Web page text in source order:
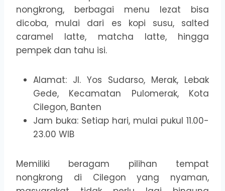
nongkrong, berbagai menu lezat bisa
dicoba, mulai dari es kopi susu, salted
caramel latte, matcha latte, hingga
pempek dan tahu isi.
Alamat: Jl. Yos Sudarso, Merak, Lebak
Gede, Kecamatan Pulomerak, Kota
Cilegon, Banten
Jam buka: Setiap hari, mulai pukul 11.00-
23.00 WIB
Memiliki beragam pilihan tempat
nongkrong di Cilegon yang nyaman,